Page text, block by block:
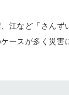
江など「さんず
ースが多く災害